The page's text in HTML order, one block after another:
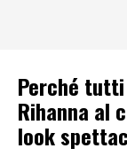
Perché
Rihanna al
look